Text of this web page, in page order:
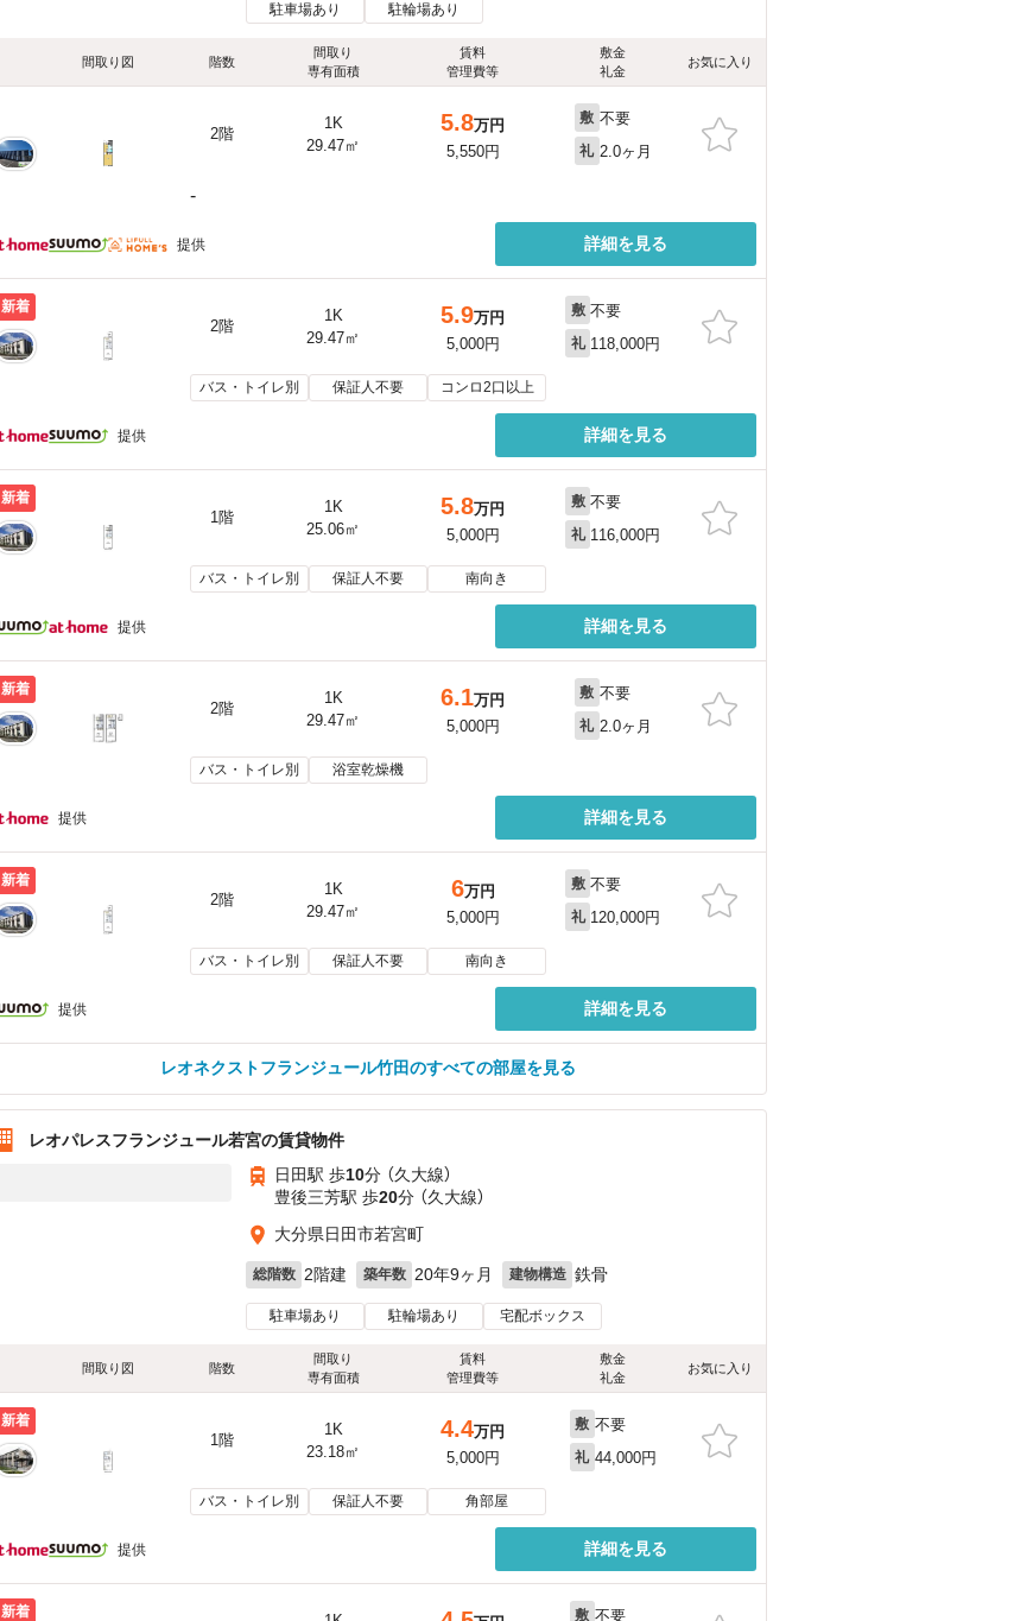
駐車場あり 駐輪場あり
間取り図 階数
間取り
専有面積
賃料
管理費等
敷金
礼金
お気に入り
2階
1K
29.47㎡
5.8万円
5,550円
敷 不要
礼 2.0ヶ月
-
提供 詳細を見る
新着
2階
1K
29.47㎡
5.9万円
5,000円
敷 不要
礼 118,000円
バス・トイレ別 保証人不要 コンロ2口以上
提供 詳細を見る
新着
1階
1K
25.06㎡
5.8万円
5,000円
敷 不要
礼 116,000円
バス・トイレ別 保証人不要 南向き
提供 詳細を見る
新着
2階
1K
29.47㎡
6.1万円
5,000円
敷 不要
礼 2.0ヶ月
バス・トイレ別 浴室乾燥機
提供 詳細を見る
新着
2階
1K
29.47㎡
6万円
5,000円
敷 不要
礼 120,000円
バス・トイレ別 保証人不要 南向き
提供 詳細を見る
レオネクストフランジュール竹田のすべての部屋を見る
レオパレスフランジュール若宮の賃貸物件
日田駅 歩10分 （久大線）
豊後三芳駅 歩20分 （久大線）
大分県日田市若宮町
総階数 2階建 築年数 20年9ヶ月 建物構造 鉄骨
駐車場あり 駐輪場あり 宅配ボックス
間取り図 階数
間取り
専有面積
賃料
管理費等
敷金
礼金
お気に入り
新着
1階
1K
23.18㎡
4.4万円
5,000円
敷 不要
礼 44,000円
バス・トイレ別 保証人不要 角部屋
提供 詳細を見る
新着 敷 不要